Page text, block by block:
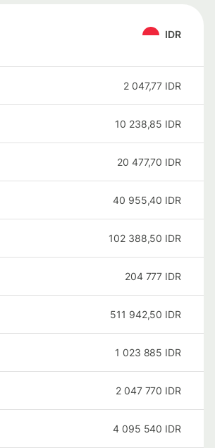
IDR
2 047,77 IDR
10 238,85 IDR
20 477,70 IDR
40 955,40 IDR
102 388,50 IDR
204 777 IDR
511 942,50 IDR
1 023 885 IDR
2 047 770 IDR
4 095 540 IDR